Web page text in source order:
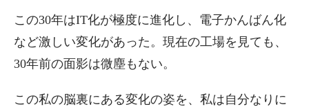
この30年はIT化が極度に進化し、電子かんばん化
など激しい変化があった。現在の工場を見ても、
30年前の面影は微塵もない。
この私の脳裏にある変化の姿を、私は自分なりに